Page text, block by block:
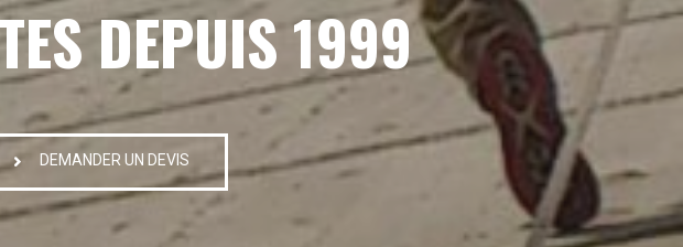
DEPUIS 1999
DEMANDER UN DEVIS